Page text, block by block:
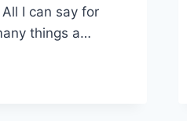
I can say for
things a…